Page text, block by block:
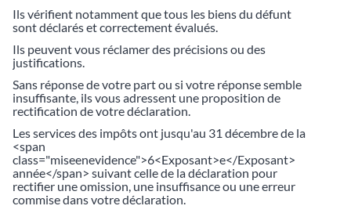
Ils vérifient notamment que tous les biens du défunt
sont déclarés et correctement évalués.
Ils peuvent vous réclamer des précisions ou des
justifications.
Sans réponse de votre part ou si votre réponse semble
insuffisante, ils vous adressent une proposition de
rectification de votre déclaration.
Les services des impôts ont jusqu'au 31 décembre de la
<span
class="miseenevidence">6<Exposant>e</Exposant>
année</span> suivant celle de la déclaration pour
rectifier une omission, une insuffisance ou une erreur
commise dans votre déclaration.